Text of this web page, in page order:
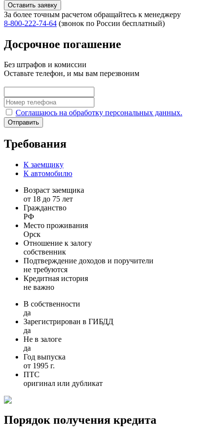
Оставить заявку
За более точным расчетом обращайтесь к менеджеру
8‑800‑222‑74‑64 (звонок по России бесплатный)
Досрочное погашение
Без штрафов и комиссии
Оставьте телефон, и мы вам перезвоним
Соглашаюсь на обработку персональных данных.
Отправить
Требования
К заемщику
К автомобилю
Возраст заемщика
от 18 до 75 лет
Гражданство
РФ
Место проживания
Орск
Отношение к залогу
собственник
Подтверждение доходов и поручители
не требуются
Кредитная история
не важно
В собственности
да
Зарегистрирован в ГИБДД
да
Не в залоге
да
Год выпуска
от 1995 г.
ПТС
оригинал или дубликат
Порядок получения кредита